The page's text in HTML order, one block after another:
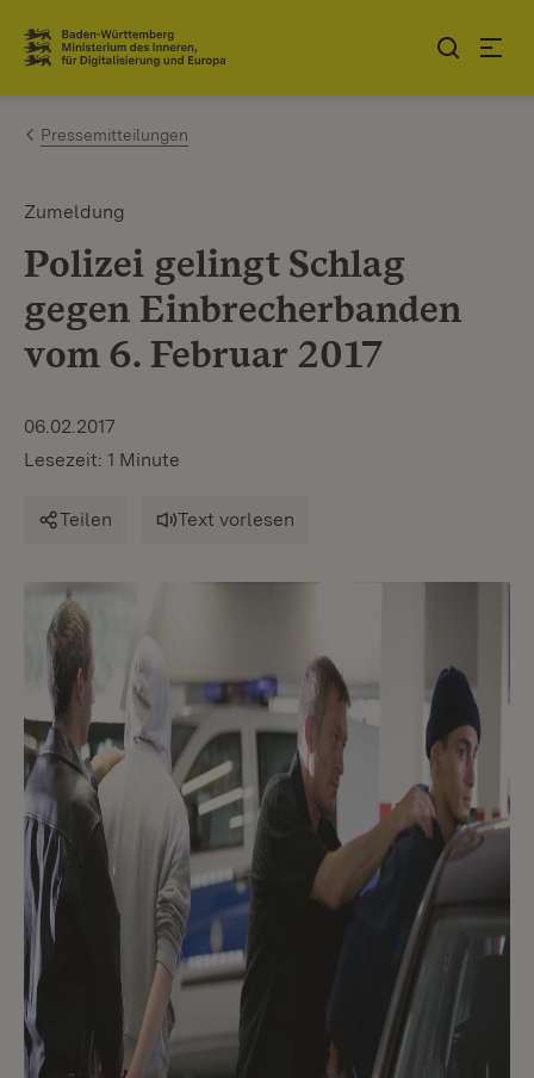
Zum Inhalt springen
Link zur Startseite
Pressemitteilungen
Zumeldung
Polizei gelingt Schlag
gegen Einbrecherbanden
vom 6. Februar 2017
06.02.2017
Lesezeit: 1 Minute
Teilen Text vorlesen